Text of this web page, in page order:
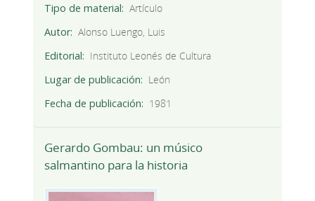
Tipo de material
Artículo
Autor
Alonso Luengo, Luis
Editorial
Instituto Leonés de Cultura
Lugar de publicación
León
Fecha de publicación
1981
Gerardo Gombau: un músico
salmantino para la historia